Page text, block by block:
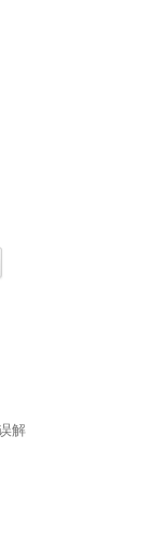
解